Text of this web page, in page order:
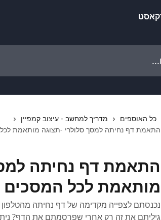
כל האוספים
מדריך למחשב - עיצוב קמפיין
התאמת דף נחיתה למסך סלולרי -תצוגה מותאמת
התאמת דף נחיתה
מותאמת לכל המסכים
נכנסתם לצפייה מקדימה של דף נחיתה מהטלפון
גיליתם את זה רק אחרי שפרסמתם את הדף?